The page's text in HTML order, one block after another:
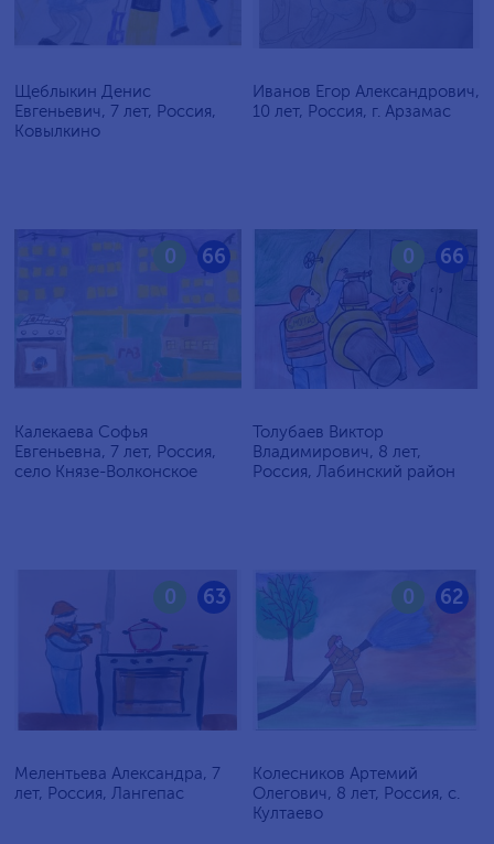
Щеблыкин Денис
Евгеньевич, 7 лет, Россия,
Ковылкино
Иванов Егор Александрович,
10 лет, Россия, г. Арзамас
66
0
Калекаева Софья
Евгеньевна, 7 лет, Россия,
село Князе-Волконское
66
0
Толубаев Виктор
Владимирович, 8 лет,
Россия, Лабинский район
63
0
Мелентьева Александра, 7
лет, Россия, Лангепас
62
0
Колесников Артемий
Олегович, 8 лет, Россия, с.
Култаево